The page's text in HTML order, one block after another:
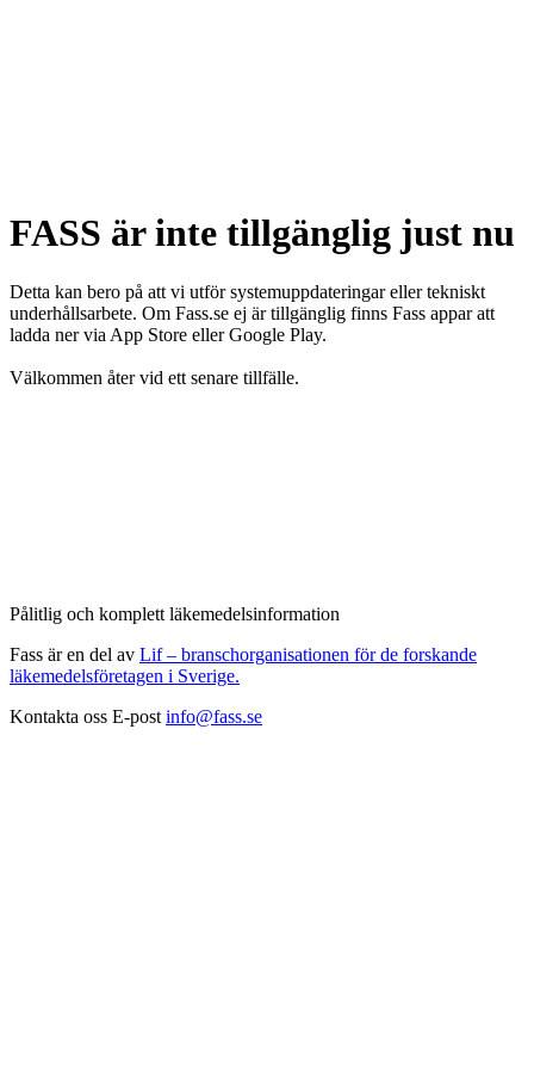
FASS är inte tillgänglig just nu
Detta kan bero på att vi utför systemuppdateringar eller tekniskt
underhållsarbete. Om Fass.se ej är tillgänglig finns Fass appar att
ladda ner via App Store eller Google Play.
Välkommen åter vid ett senare tillfälle.
Pålitlig och komplett läkemedelsinformation
Fass är en del av Lif – branschorganisationen för de forskande
läkemedelsföretagen i Sverige.
Kontakta oss E-post info@fass.se